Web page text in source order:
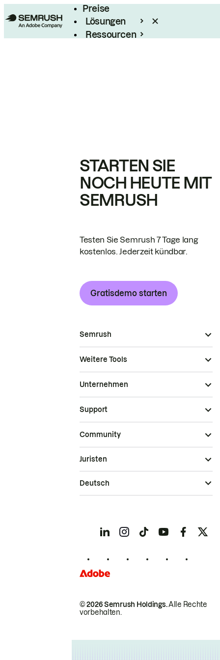
Preise
Lösungen
Ressourcen
STARTEN SIE
NOCH HEUTE MIT
SEMRUSH
Testen Sie Semrush 7 Tage lang
kostenlos. Jederzeit kündbar.
Gratisdemo starten
Semrush
Weitere Tools
Unternehmen
Support
Community
© 2026 Semrush Holdings.Alle Rechte
vorbehalten.
Juristen
Deutsch